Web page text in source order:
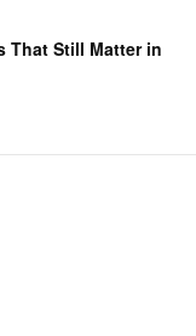
That Still Matter in